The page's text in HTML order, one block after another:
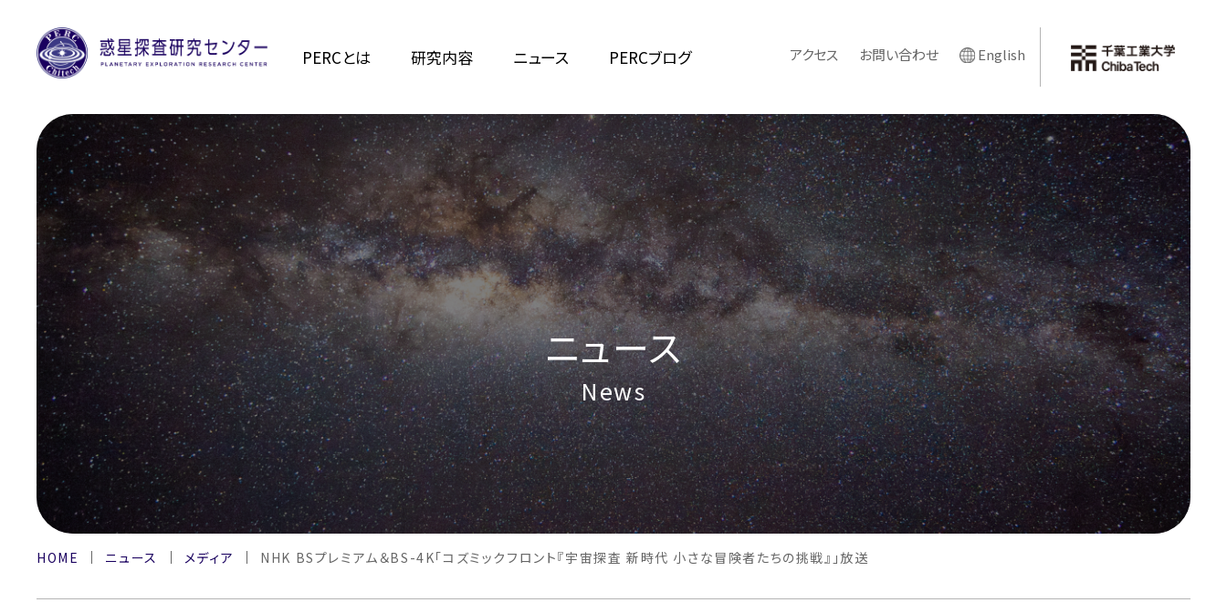
PERCとは 研究内容 ニュース PERCブログ アクセス お問い合わせ English
ニュース
News
HOME ニュース メディア NHK BSプレミアム＆BS-4K「コズミックフロント『宇宙探査 新時代 小さな冒険者たちの挑戦』」放送